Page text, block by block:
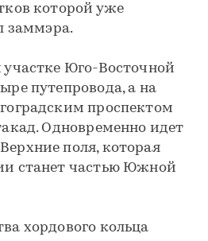
которой уже
заммэра.
участке Юго-Восточной
путепровода, а на
проспектом
Одновременно идет
поля, которая
станет частью Южной
хордового кольца